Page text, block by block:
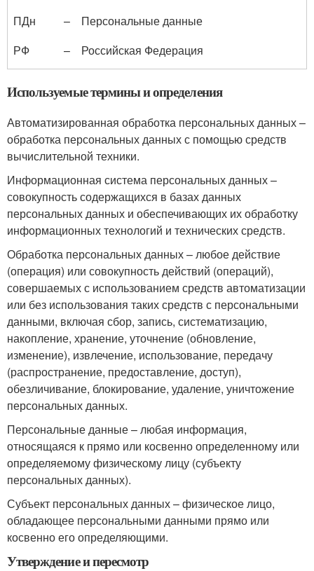
ПДн
–
Персональные данные
РФ
– Российская Федерация
Используемые термины и определения
Автоматизированная обработка персональных данных –
обработка персональных данных с помощью средств
вычислительной техники.
Информационная система персональных данных –
совокупность содержащихся в базах данных
персональных данных и обеспечивающих их обработку
информационных технологий и технических средств.
Обработка персональных данных – любое действие
(операция) или совокупность действий (операций),
совершаемых с использованием средств автоматизации
или без использования таких средств с персональными
данными, включая сбор, запись, систематизацию,
накопление, хранение, уточнение (обновление,
изменение), извлечение, использование, передачу
(распространение, предоставление, доступ),
обезличивание, блокирование, удаление, уничтожение
персональных данных.
Персональные данные – любая информация,
относящаяся к прямо или косвенно определенному или
определяемому физическому лицу (субъекту
персональных данных).
Субъект персональных данных – физическое лицо,
обладающее персональными данными прямо или
косвенно его определяющими.
Утверждение и пересмотр